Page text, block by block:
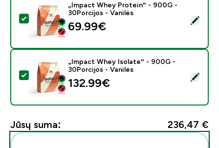
Pasirinkti šį produktą - „Impact Whey Protein“ -
„Impact Whey Protein“ - 900G -
30Porcijos - Vanilės
69.99€‎
Pasirinkti šį produktą - „Impact Whey Isolate“ - 900G
„Impact Whey Isolate“ - 900G -
30Porcijos - Vanilės
132.99€‎
Jūsų suma: 236,47 €‎